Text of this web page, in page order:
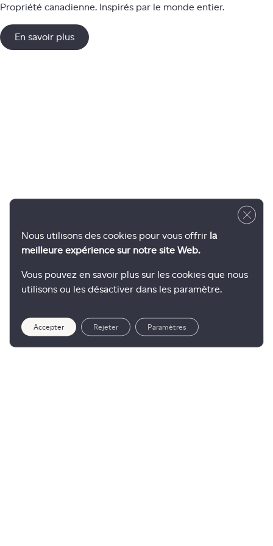
Propriété canadienne. Inspirés par le monde entier.
En savoir plus
Nous utilisons des cookies pour vous offrir la
meilleure expérience sur notre site Web.
Vous pouvez en savoir plus sur les cookies que nous
utilisons ou les désactiver dans les paramètre.
Accepter Rejeter Paramètres
Close